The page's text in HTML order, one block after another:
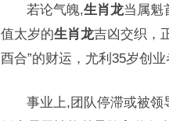
若论气魄,生肖龙当属魁
值太岁的生肖龙吉凶交织，
酉合”的财运，尤利35岁创业
事业上,团队停滞或被领